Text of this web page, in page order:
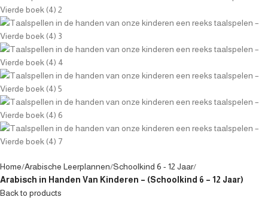
Home Arabische Leerplannen Schoolkind 6 - 12 Jaar
Arabisch in Handen Van Kinderen – (Schoolkind 6 – 12 Jaar)
Back to products